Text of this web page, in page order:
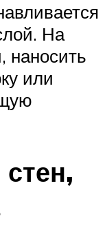
На
наносить
или